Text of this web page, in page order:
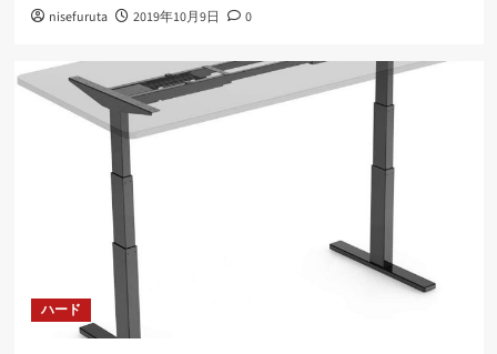
nisefuruta 2019年10月9日 0
ハード